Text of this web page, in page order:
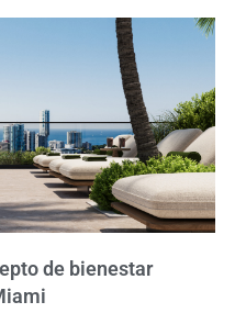
de bienestar